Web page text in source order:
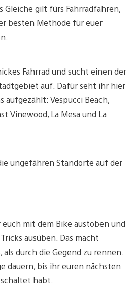
Gleiche gilt fürs Fahrradfahren,
besten Methode für euer
Fahrrad und sucht einen der
auf. Dafür seht ihr hier
aufgezählt: Vespucci Beach,
Vinewood, La Mesa und La
ungefähren Standorte auf der
mit dem Bike austoben und
ausüben. Das macht
durch die Gegend zu rennen.
dauern, bis ihr euren nächsten
habt.